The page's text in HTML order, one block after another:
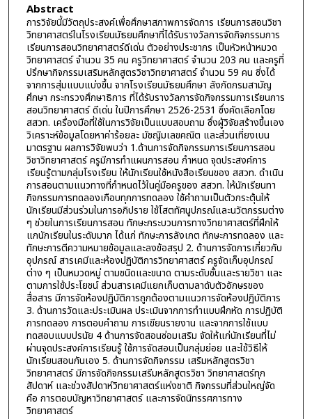
Abstract
การวิจัยนี้มีวัตถุประสงค์เพื่อศึกษาสภาพการจัดการ เรียนการสอนวิชา
วิทยาศาสตร์ในโรงเรียนมัธยมศึกษาที่ได้รับรางวัลการจัดกิจกรรมการ
เรียนการสอนวิทยาศาสตร์ดีเด่น ตัวอย่างประชากร เป็นหัวหน้าหมวด
วิทยาศาสตร์ จำนวน 35 คน ครูวิทยาศาสตร์ จำนวน 203 คน และครูที่
ปรึกษากิจกรรมเสริมหลักสูตรวิชาวิทยาศาสตร์ จำนวน 59 คน ซี่งได้
จากการสุ่มแบบแบ่งขึ้น จากโรงเรียนมัธยมศึกษา ลังกัดกรมสามัญ
ศึกษา กระทรวงศึกษาธิการ ที่ได้รับรางวัลการจัดกิจกรรมการเรียนการ
สอนวิทยาศาสตร์ ดีเด่น ในปีการศึกษา 2526-2531 ซึ่งคัดเลือกโดย
สสวท. เครื่องมือที่ใช้ในการวิจัยเป็นแบบสอบถาม ซึ่งผู้วิจัยสร้างขึ้นเอง
วิเคราะห์ข้อมูลโดยหาค่าร้อยละ มัชญิมเลขคณิต และส่วนเที่ยงเบน
มาตรฐาน ผลการวิจัยพบว่า 1.ด้านการจัดกิจกรรมการเรียนการสอน
วิชาวิทยาศาสตร์ ครูมีการทำแผนการสอน กำหนด จุดประสงค์การ
เรียนรู้ตามกลุ่มโรงเรียน ให้นักเรียนใช้หนังสือเรียนของ สสวท. ดำเนิน
การสอนตามแนวทางที่กำหนดไว้ในคู่มือครูของ สสวท. ให้นักเรียนทา
กิจกรรมการทดลองเกือบทุกการทดลอง ใช้คำถามเป็นตัวกระตุ้นให้
นักเรียนมีส่วนร่วมในการอภิปราย ใช้โสตทัศนูปกรณ์และนวัตกรรมต่าง
ๆ ช่วยในการเรียนการสอน ทักษะกระบวนการทางวิทยาศาสตร์ที่ฝึกให้
แกนักเรียนในระดับมาก ได้แก่ ทักษะการลังเกต ทักษะการทดลอง และ
ทักษะการตีความหมายข้อมูลและลงข้อสรุป 2. ด้านการจัดการเกี่ยวกับ
อุปกรณ์ สารเคมีและห้องปฏิบัติการวิทยาศาสตร์ ครูจัดเก็บอุปกรณ์
ต่าง ๆ เป็นหมวดหมู่ ตามชนิดและขนาด ตามระดับชั้นและรายวิชา และ
ตามการใช้ประโยชน์ ส่วนสารเคมีแยกเก็บตามลาดับตัวอักษรของ
สื่อสาร มีการจัดห้องปฏิบัติการถูกต้องตามแนวการจัดห้องปฏิบัติการ
3. ด้านการวัดและประเมินผล ประเมินจากการทำแบบฝึกหัด การปฏิบัติ
การทดลอง การตอบคำถาม การเขียนรายงาน และจากการใช้แบบ
ทดสอบแบบปรนัย 4 ด้านการจัดสอนซ่อมเสริม จัดให้แก่นักเรียนที่ไม่
ผ่านจุดประสงค์การเรียนรู้ ใช้การจัดสอนเป็นกลุ่มย่อย และใช้วิธีให้
นักเรียนสอนกันเอง 5. ด้านการจัดกิจกรรม เสริมหลักสูตรวิชา
วิทยาศาสตร์ มีการจัดกิจกรรมเสรีมหลักสูตรวิชา วิทยาศาสตร์ทุก
สัปดาห์ และช่วงสัปดาห์วิทยาศาสตร์แห่งชาติ กิจกรรมที่ส่วนใหญ่จัด
คือ การตอบบัญหาวิทยาศาสตร์ และการจัดนิทรรศการทาง
วิทยาศาสตร์